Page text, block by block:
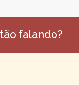
falando?